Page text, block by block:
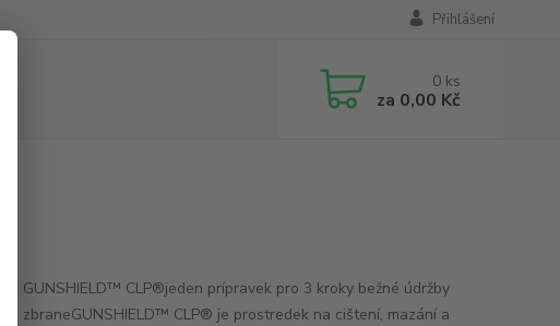
Přihlášení
0 ks
za 0,00 Kč
GUNSHIELD™ CLP®jeden prípravek pro 3 kroky bežné údržby
zbraneGUNSHIELD™ CLP® je prostredek na cištení, mazání a